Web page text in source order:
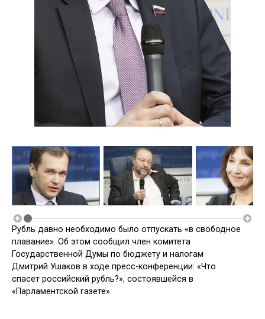
Рубль давно необходимо было отпускать «в свободное
плавание». Об этом сообщил член комитета
Государственной Думы по бюджету и налогам
Дмитрий Ушаков в ходе пресс-конференции: «Что
спасет российский рубль?», состоявшейся в
«Парламентской газете».